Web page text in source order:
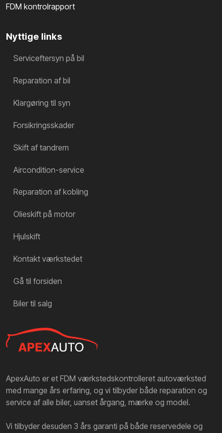
FDM kontrolrapport
Nyttige links
Serviceftersyn på bil
Reparation af bil
Klargøring til syn
Forsikringsskader
Skift af tandrem
Aircondition-service
Reparation af kobling
Olieskift på motor
Hjulskift
Kontakt værkstedet
Gå til forsiden
Biler til salg
ApexAuto er et FDM værkstedskontrolleret autoværksted
med mange års erfaring, og vi tilbyder både reparation og
service af alle biler, uanset årgang, mærke og model.
Vi tilbyder desuden 3 års garanti på både reservedele og